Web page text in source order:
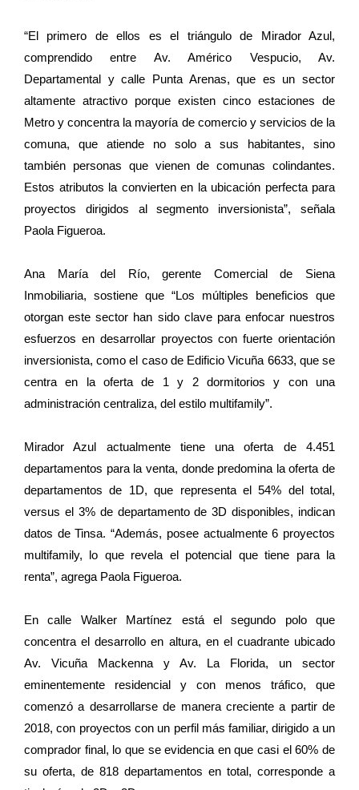
“El primero de ellos es el triángulo de Mirador Azul,
comprendido entre Av. Américo Vespucio, Av.
Departamental y calle Punta Arenas, que es un sector
altamente atractivo porque existen cinco estaciones de
Metro y concentra la mayoría de comercio y servicios de la
comuna, que atiende no solo a sus habitantes, sino
también personas que vienen de comunas colindantes.
Estos atributos la convierten en la ubicación perfecta para
proyectos dirigidos al segmento inversionista”, señala
Paola Figueroa.
Ana María del Río, gerente Comercial de Siena
Inmobiliaria, sostiene que “Los múltiples beneficios que
otorgan este sector han sido clave para enfocar nuestros
esfuerzos en desarrollar proyectos con fuerte orientación
inversionista, como el caso de Edificio Vicuña 6633, que se
centra en la oferta de 1 y 2 dormitorios y con una
administración centraliza, del estilo multifamily”.
Mirador Azul actualmente tiene una oferta de 4.451
departamentos para la venta, donde predomina la oferta de
departamentos de 1D, que representa el 54% del total,
versus el 3% de departamento de 3D disponibles, indican
datos de Tinsa. “Además, posee actualmente 6 proyectos
multifamily, lo que revela el potencial que tiene para la
renta”, agrega Paola Figueroa.
En calle Walker Martínez está el segundo polo que
concentra el desarrollo en altura, en el cuadrante ubicado
Av. Vicuña Mackenna y Av. La Florida, un sector
eminentemente residencial y con menos tráfico, que
comenzó a desarrollarse de manera creciente a partir de
2018, con proyectos con un perfil más familiar, dirigido a un
comprador final, lo que se evidencia en que casi el 60% de
su oferta, de 818 departamentos en total, corresponde a